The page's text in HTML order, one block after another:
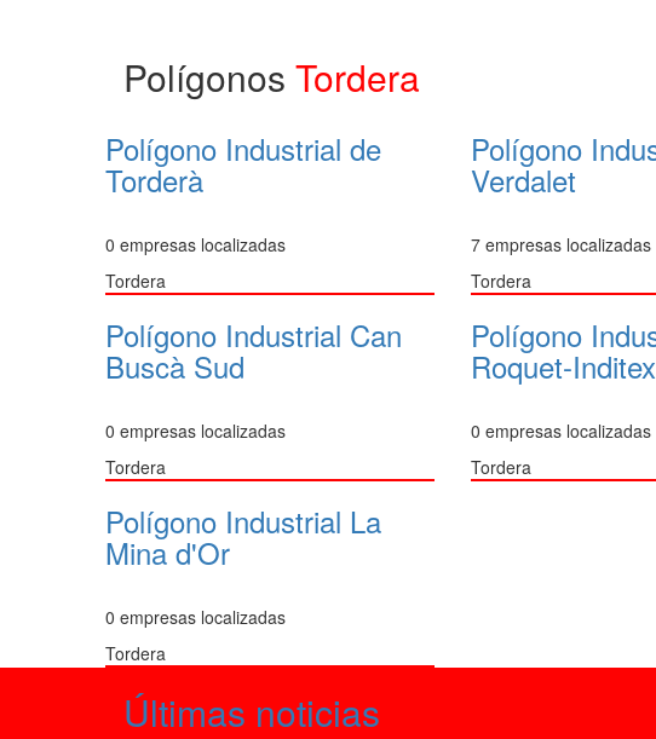
Polígonos Tordera
Polígono Industrial de
Torderà
0 empresas localizadas
Tordera
Polígono
Verdalet
7 empresas localizadas
Tordera
Polígono Industrial Can
Buscà Sud
0 empresas localizadas
Tordera
Polígono
Roquet-Inditex
0 empresas localizadas
Tordera
Polígono Industrial La
Mina d'Or
0 empresas localizadas
Tordera
Últimas noticias